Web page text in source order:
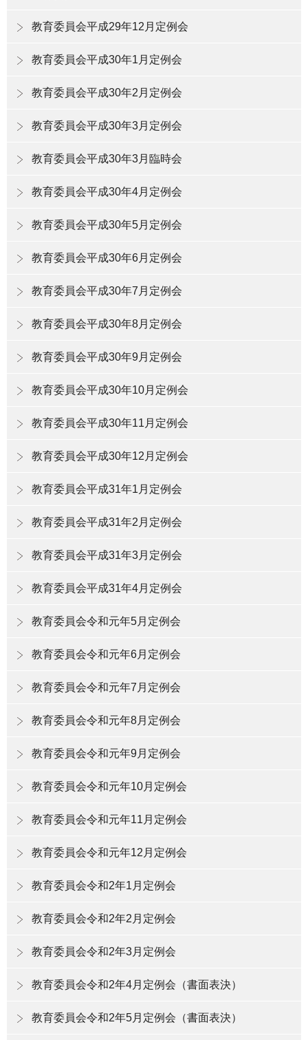
教育委員会平成29年12月定例会
教育委員会平成30年1月定例会
教育委員会平成30年2月定例会
教育委員会平成30年3月定例会
教育委員会平成30年3月臨時会
教育委員会平成30年4月定例会
教育委員会平成30年5月定例会
教育委員会平成30年6月定例会
教育委員会平成30年7月定例会
教育委員会平成30年8月定例会
教育委員会平成30年9月定例会
教育委員会平成30年10月定例会
教育委員会平成30年11月定例会
教育委員会平成30年12月定例会
教育委員会平成31年1月定例会
教育委員会平成31年2月定例会
教育委員会平成31年3月定例会
教育委員会平成31年4月定例会
教育委員会令和元年5月定例会
教育委員会令和元年6月定例会
教育委員会令和元年7月定例会
教育委員会令和元年8月定例会
教育委員会令和元年9月定例会
教育委員会令和元年10月定例会
教育委員会令和元年11月定例会
教育委員会令和元年12月定例会
教育委員会令和2年1月定例会
教育委員会令和2年2月定例会
教育委員会令和2年3月定例会
教育委員会令和2年4月定例会（書面表決）
教育委員会令和2年5月定例会（書面表決）